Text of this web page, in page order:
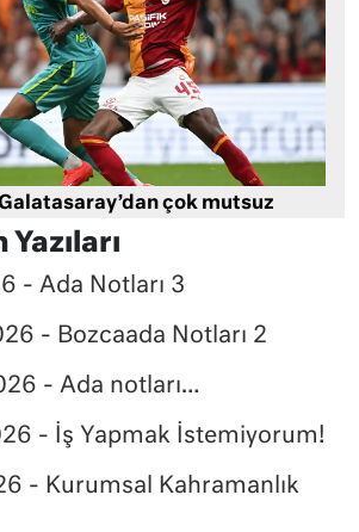
çok mutsuz
Yazıları
- Ada Notları 3
- Bozcaada Notları 2
- Ada notları…
- İş Yapmak İstemiyorum!
- Kurumsal Kahramanlık